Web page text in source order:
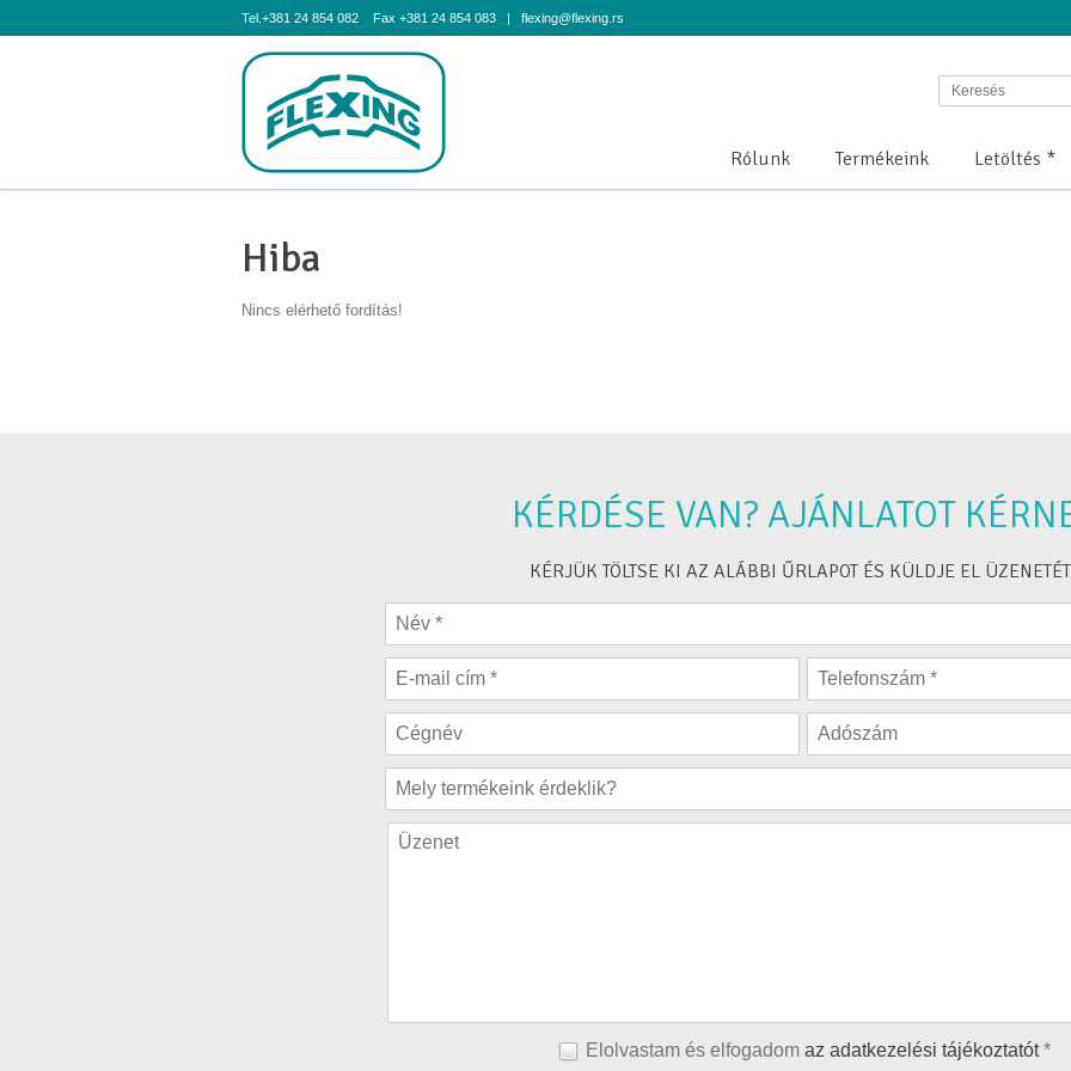
Tel.+381 24 854 082 Fax +381 24 854 083 | flexing@flexing.rs
Rólunk Termékeink Letöltés *
Hiba
Nincs elérhető fordítás!
KÉRDÉSE VAN? AJÁNLATOT
KÉRJÜK TÖLTSE KI AZ ALÁBBI ŰRLAPOT ÉS KÜLDJE EL
Elolvastam és elfogadom az adatkezelési tájékoztatót*